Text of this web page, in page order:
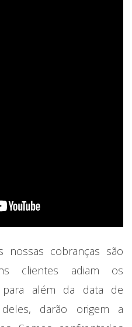
nossas cobranças são
clientes adiam os
para além da data de
darão origem a